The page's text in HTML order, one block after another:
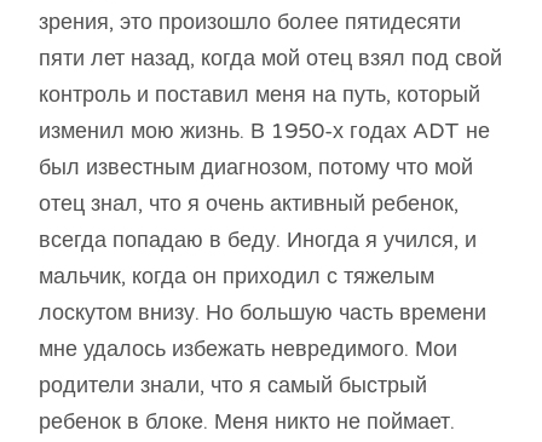
зрения, это произошло более пятидесяти
пяти лет назад, когда мой отец взял под свой
контроль и поставил меня на путь, который
изменил мою жизнь. В 1950-х годах ADT не
был известным диагнозом, потому что мой
отец знал, что я очень активный ребенок,
всегда попадаю в беду. Иногда я учился, и
мальчик, когда он приходил с тяжелым
лоскутом внизу. Но большую часть времени
мне удалось избежать невредимого. Мои
родители знали, что я самый быстрый
ребенок в блоке. Меня никто не поймает.